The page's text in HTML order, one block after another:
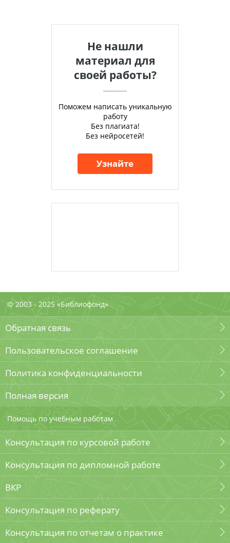
Не нашли
материал для
своей работы?
Поможем написать уникальную
работу
Без плагиата!
Без нейросетей!
Узнайте
© 2003 - 2025 «Библиофонд»
Обратная связь
Пользовательское соглашение
Политика конфиденциальности
Полная версия
Помощь по учебным работам
Консультация по курсовой работе
Консультация по дипломной работе
ВКР
Консультация по реферату
Консультация по отчетам о практике